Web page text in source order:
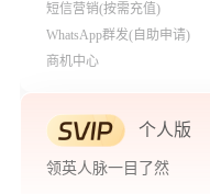
短信营销(按需充值)
WhatsApp群发(自助申请)
商机中心
个人版
领英人脉一目了然